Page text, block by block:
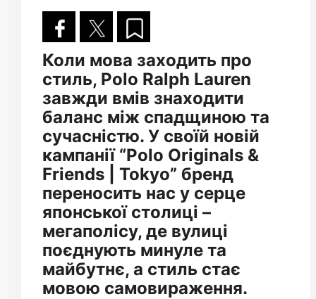
Коли мова заходить про
стиль, Polo Ralph Lauren
завжди вмів знаходити
баланс між спадщиною та
сучасністю. У своїй новій
кампанії “Polo Originals &
Friends | Tokyo” бренд
переносить нас у серце
японської столиці –
мегаполісу, де вулиці
поєднують минуле та
майбутнє, а стиль стає
мовою самовираження.